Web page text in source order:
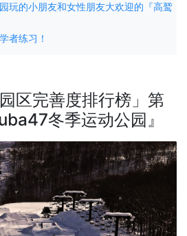
玩的小朋友和女性朋友大欢迎的『高鹫
者练习！
区完善度排行榜」第
冬季运动公园』